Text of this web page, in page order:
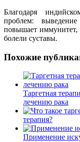
Благодаря
проблем:
повышает иммунитет,
болели суставы.
Похожие
Таргетная
лечению рака
терапия?
Применение